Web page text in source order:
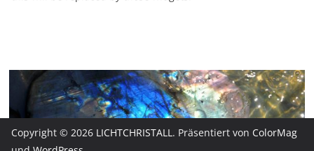
o
Copyright © 2026 LICHTCHRISTALL. Präsentiert von ColorMag